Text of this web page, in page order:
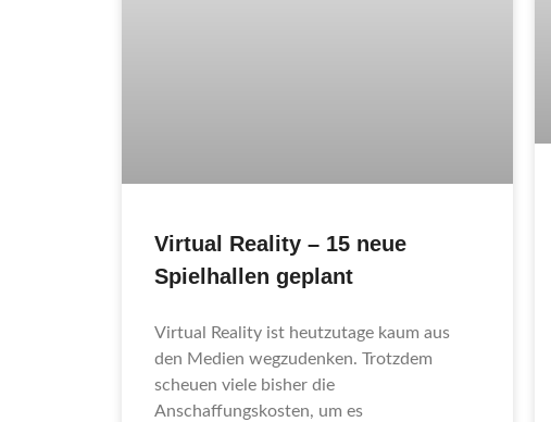
Virtual Reality – 15 neue
Spielhallen geplant
Virtual Reality ist heutzutage kaum aus
den Medien wegzudenken. Trotzdem
scheuen viele bisher die
Anschaffungskosten, um es